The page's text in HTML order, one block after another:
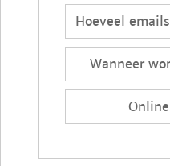
Hoeveel
Wanneer